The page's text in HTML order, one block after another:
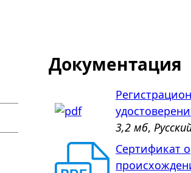
Документация
3,2 мб,
Сертификат о